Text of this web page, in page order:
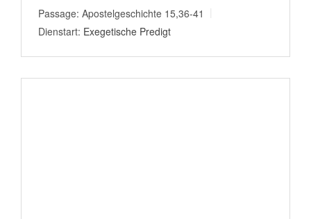
Passage: Apostelgeschichte 15,36-41
Dienstart: Exegetische Predigt